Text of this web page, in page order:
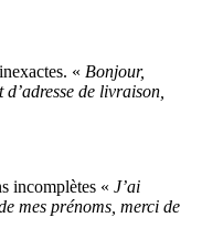
« Bonjour,
de livraison,
incomplètes « J’ai
mes prénoms, merci de